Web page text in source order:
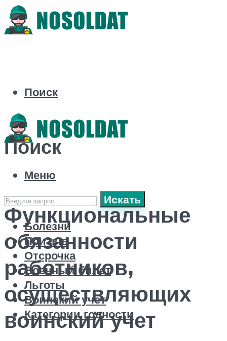
Поиск
Поиск
Искать
Болезни
Призыв
Отсрочка
Военный билет
Льготы
Воинский учет
Категории годности
Меню
Функциональные
обязанности
работников,
осуществляющих
воинский учет